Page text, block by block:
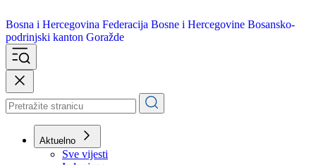
Bosna i Hercegovina
podrinjski kanton Goražde